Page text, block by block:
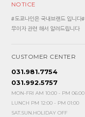
NOTICE
#도쿄나인은 국내브랜드 입니다#
무이자 관련 해서 알려드립니다
CUSTOMER CENTER
031.981.7754
031.992.5757
MON-FRI AM 10:00 - PM 06:00
LUNCH PM 12:00 - PM 01:00
SAT.SUN.HOLIDAY OFF